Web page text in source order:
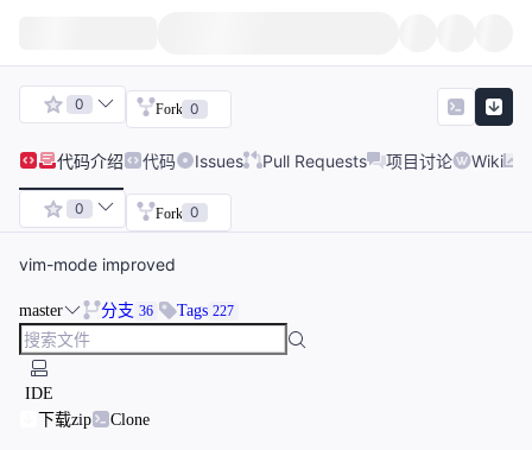
0 Fork 0
代码介绍 代码 Issues Pull Requests 项目讨论 Wiki
0 Fork 0
vim-mode improved
master 分支 36 Tags 227
IDE
下载zip
Clone